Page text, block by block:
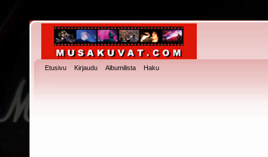
Etusivu Kirjaudu Albumilista Haku